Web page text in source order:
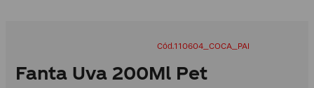
110604_COCA_PAI
Fanta Uva 200Ml Pet